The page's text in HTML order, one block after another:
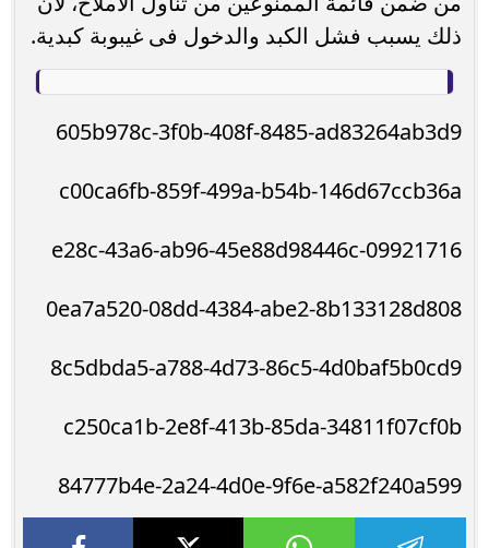
ذلك يسبب فشل الكبد والدخول فى غيبوبة كبدية.
605b978c-3f0b-408f-8485-ad83264ab3d9
c00ca6fb-859f-499a-b54b-146d67ccb36a
09921716-e28c-43a6-ab96-45e88d98446c
0ea7a520-08dd-4384-abe2-8b133128d808
8c5dbda5-a788-4d73-86c5-4d0baf5b0cd9
c250ca1b-2e8f-413b-85da-34811f07cf0b
84777b4e-2a24-4d0e-9f6e-a582f240a599